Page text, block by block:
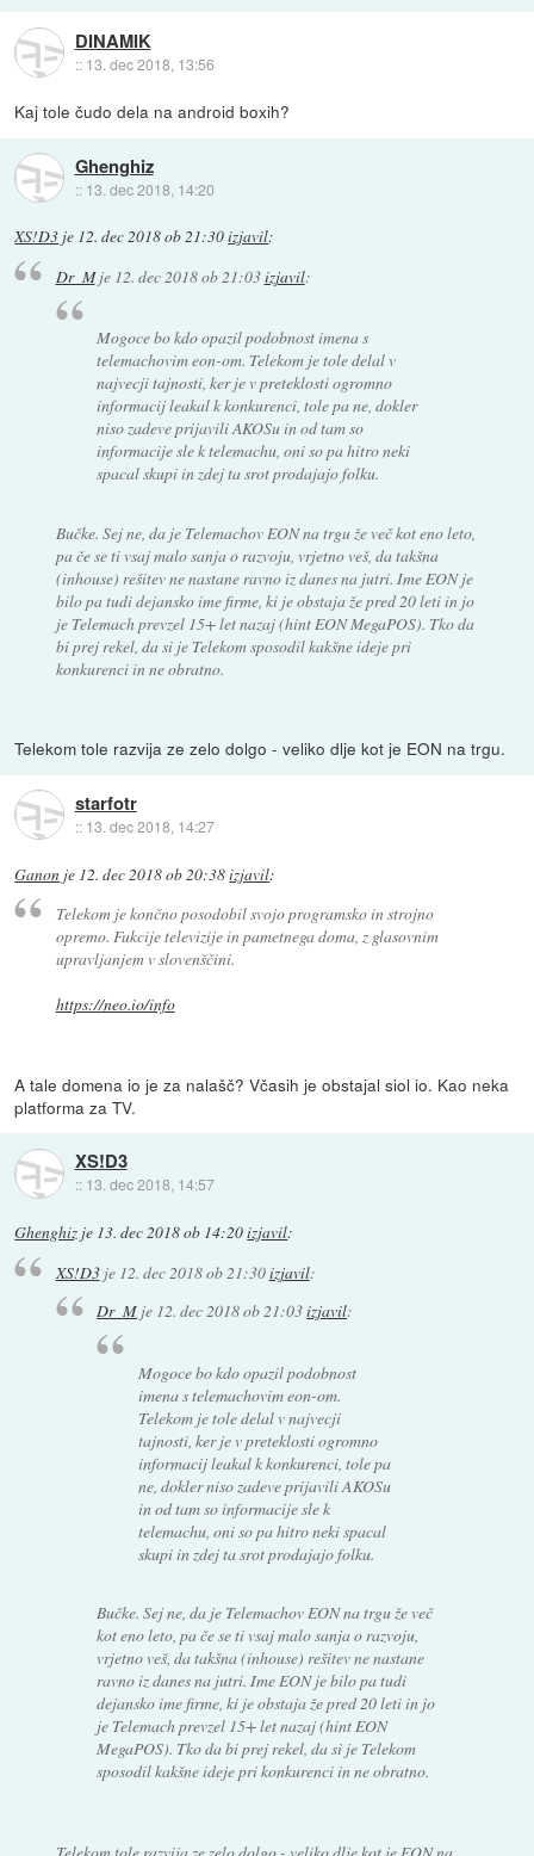
DINAMIK
:: 13. dec 2018, 13:56
Kaj tole čudo dela na android boxih?
Ghenghiz
:: 13. dec 2018, 14:20
XS!D3 je 12. dec 2018 ob 21:30izjavil:
Dr_Mje 12. dec 2018 ob 21:03izjavil:
Mogoce bo kdo opazil podobnost imena s
telemachovim eon-om. Telekom je tole delal v
najvecji tajnosti, ker je v preteklosti ogromno
informacij leakal k konkurenci, tole pa ne, dokler
niso zadeve prijavili AKOSu in od tam so
informacije sle k telemachu, oni so pa hitro neki
spacal skupi in zdej ta srot prodajajo folku.
Bučke. Sej ne, da je Telemachov EON na trgu že več kot eno leto,
pa če se ti vsaj malo sanja o razvoju, vrjetno veš, da takšna
(inhouse) rešitev ne nastane ravno iz danes na jutri. Ime EON je
bilo pa tudi dejansko ime firme, ki je obstaja že pred 20 leti in jo
je Telemach prevzel 15+ let nazaj (hint EON MegaPOS). Tko da
bi prej rekel, da si je Telekom sposodil kakšne ideje pri
konkurenci in ne obratno.
Telekom tole razvija ze zelo dolgo - veliko dlje kot je EON na trgu.
starfotr
:: 13. dec 2018, 14:27
Ganon je 12. dec 2018 ob 20:38izjavil:
Telekom je končno posodobil svojo programsko in strojno
opremo. Fukcije televizije in pametnega doma, z glasovnim
upravljanjem v slovenščini.
https://neo.io/info
A tale domena io je za nalašč? Včasih je obstajal siol io. Kao neka
platforma za TV.
XS!D3
:: 13. dec 2018, 14:57
Ghenghiz je 13. dec 2018 ob 14:20izjavil:
XS!D3je 12. dec 2018 ob 21:30izjavil:
Dr_M je 12. dec 2018 ob 21:03izjavil:
Mogoce bo kdo opazil podobnost
imena s telemachovim eon-om.
Telekom je tole delal v najvecji
tajnosti, ker je v preteklosti ogromno
informacij leakal k konkurenci, tole pa
ne, dokler niso zadeve prijavili AKOSu
in od tam so informacije sle k
telemachu, oni so pa hitro neki spacal
skupi in zdej ta srot prodajajo folku.
Bučke. Sej ne, da je Telemachov EON na trgu že več
kot eno leto, pa če se ti vsaj malo sanja o razvoju,
vrjetno veš, da takšna (inhouse) rešitev ne nastane
ravno iz danes na jutri. Ime EON je bilo pa tudi
dejansko ime firme, ki je obstaja že pred 20 leti in jo
je Telemach prevzel 15+ let nazaj (hint EON
MegaPOS). Tko da bi prej rekel, da si je Telekom
sposodil kakšne ideje pri konkurenci in ne obratno.